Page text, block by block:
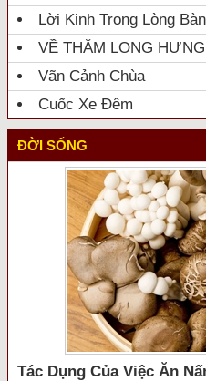
Lời Kinh Trong Lòng
VỀ THĂM LONG HƯNG
Vãn Cảnh Chùa
Cuốc Xe Đêm
ĐỜI SỐNG
Tác Dụng Của Việc Ăn